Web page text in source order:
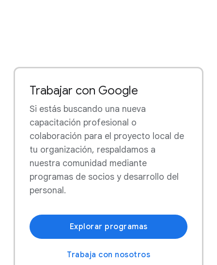
Trabajar con Google
Si estás buscando una nueva
capacitación profesional o
colaboración para el proyecto local de
tu organización, respaldamos a
nuestra comunidad mediante
programas de socios y desarrollo del
personal.
Explorar programas
Trabaja con nosotros